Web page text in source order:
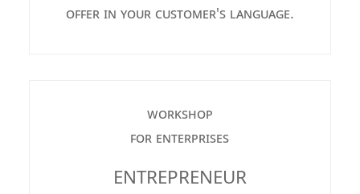
offer in your customer's language.
workshop
for enterprises
ENTREPRENEUR